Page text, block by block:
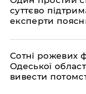
суттєво
експерти
Сотні рожевих
Одеської
вивести